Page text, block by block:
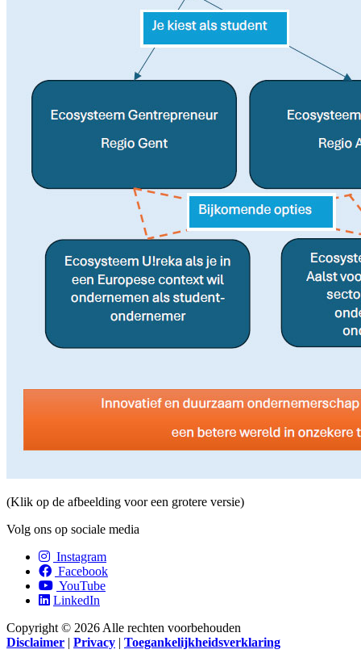
(Klik op de afbeelding voor een grotere versie)
Volg ons op sociale media
Instagram
Facebook
YouTube
LinkedIn
Copyright © 2026 Alle rechten voorbehouden
Disclaimer | Privacy | Toegankelijkheidsverklaring